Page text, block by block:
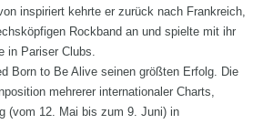
inspiriert kehrte er zurück nach Frankreich,
Rockband an und spielte mit ihr
in Pariser Clubs.
Born to Be Alive seinen größten Erfolg. Die
mehrerer internationaler Charts,
(vom 12. Mai bis zum 9. Juni) in